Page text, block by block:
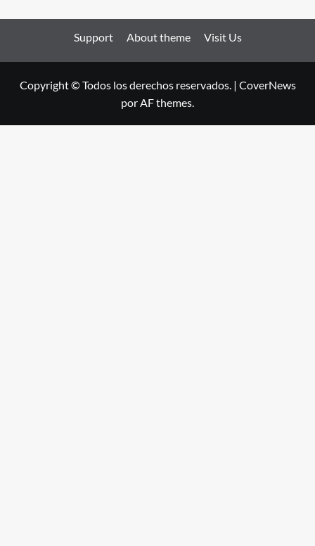
Support About theme Visit Us
Copyright © Todos los derechos reservados. | CoverNews
por AF themes.